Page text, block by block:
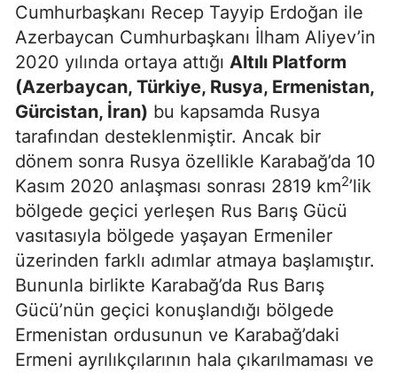
Cumhurbaşkanı Recep Tayyip Erdoğan ile
Azerbaycan Cumhurbaşkanı İlham Aliyev’in
2020 yılında ortaya attığı Altılı Platform
(Azerbaycan, Türkiye, Rusya, Ermenistan,
Gürcistan, İran) bu kapsamda Rusya
tarafından desteklenmiştir. Ancak bir
dönem sonra Rusya özellikle Karabağ’da 10
Kasım 2020 anlaşması sonrası 2819 km2’lik
bölgede geçici yerleşen Rus Barış Gücü
vasıtasıyla bölgede yaşayan Ermeniler
üzerinden farklı adımlar atmaya başlamıştır.
Bununla birlikte Karabağ’da Rus Barış
Gücü’nün geçici konuşlandığı bölgede
Ermenistan ordusunun ve Karabağ’daki
Ermeni ayrılıkçılarının hala çıkarılmaması ve